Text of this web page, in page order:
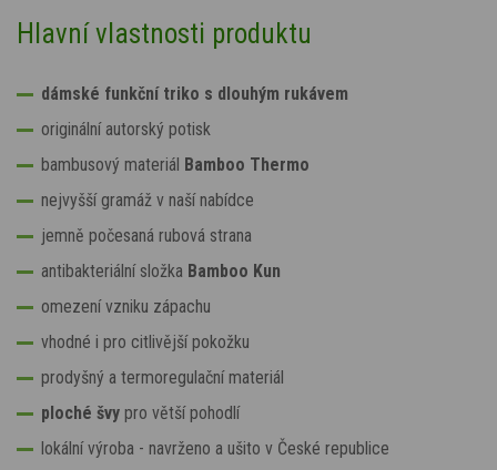
Hlavní vlastnosti produktu
dámské funkční triko s dlouhým rukávem
originální autorský potisk
bambusový materiál Bamboo Thermo
nejvyšší gramáž v naší nabídce
jemně počesaná rubová strana
antibakteriální složka Bamboo Kun
omezení vzniku zápachu
vhodné i pro citlivější pokožku
prodyšný a termoregulační materiál
ploché švy pro větší pohodlí
lokální výroba - navrženo a ušito v České republice